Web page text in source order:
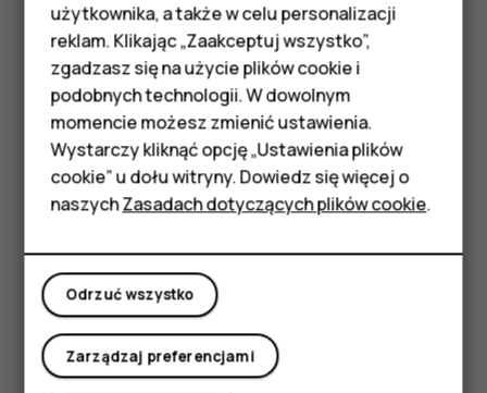
Telefony z funkcjami
podstawowymi
Akcesoria
HMD Terra M
Tablety
Moje konto
Jeśli Twój poprzedni telefon działał na Androidzie i miał
włączone tworzenie kopii zapasowych na koncie Google,
możesz przywrócić ustawienia aplikacji i hasła do sieci Wi-
Dotknij kolejnoUstawienia>System>Kopia
zapasowa.
Przełącz opcjęKopia zapasowa na Dysku Google
wartość
Czy te informacje były pomocne?
użytkownika, a także w celu personalizacji
reklam. Klikając „Zaakceptuj wszystko”,
zgadzasz się na użycie plików cookie i
podobnych technologii. W dowolnym
momencie możesz zmienić ustawienia.
Wystarczy kliknąć opcję „Ustawienia plików
cookie” u dołu witryny. Dowiedz się więcej o
naszychZasadach dotyczących plików cookie.
Odrzuć wszystko
Zarządzaj preferencjami